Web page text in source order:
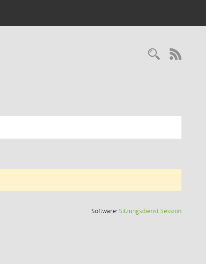
Software:SitzungsdienstSession(Wird in